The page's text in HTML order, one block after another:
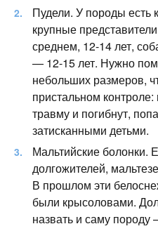
Пудели. У породы есть
крупные
среднем, 12-14 лет,
— 12-15 лет. Нужно
небольших размеров,
пристальном
травму и погибнут,
затисканными детьми.
Мальтийские болонки.
долгожителей,
В прошлом эти
были крысоловами.
назвать и саму